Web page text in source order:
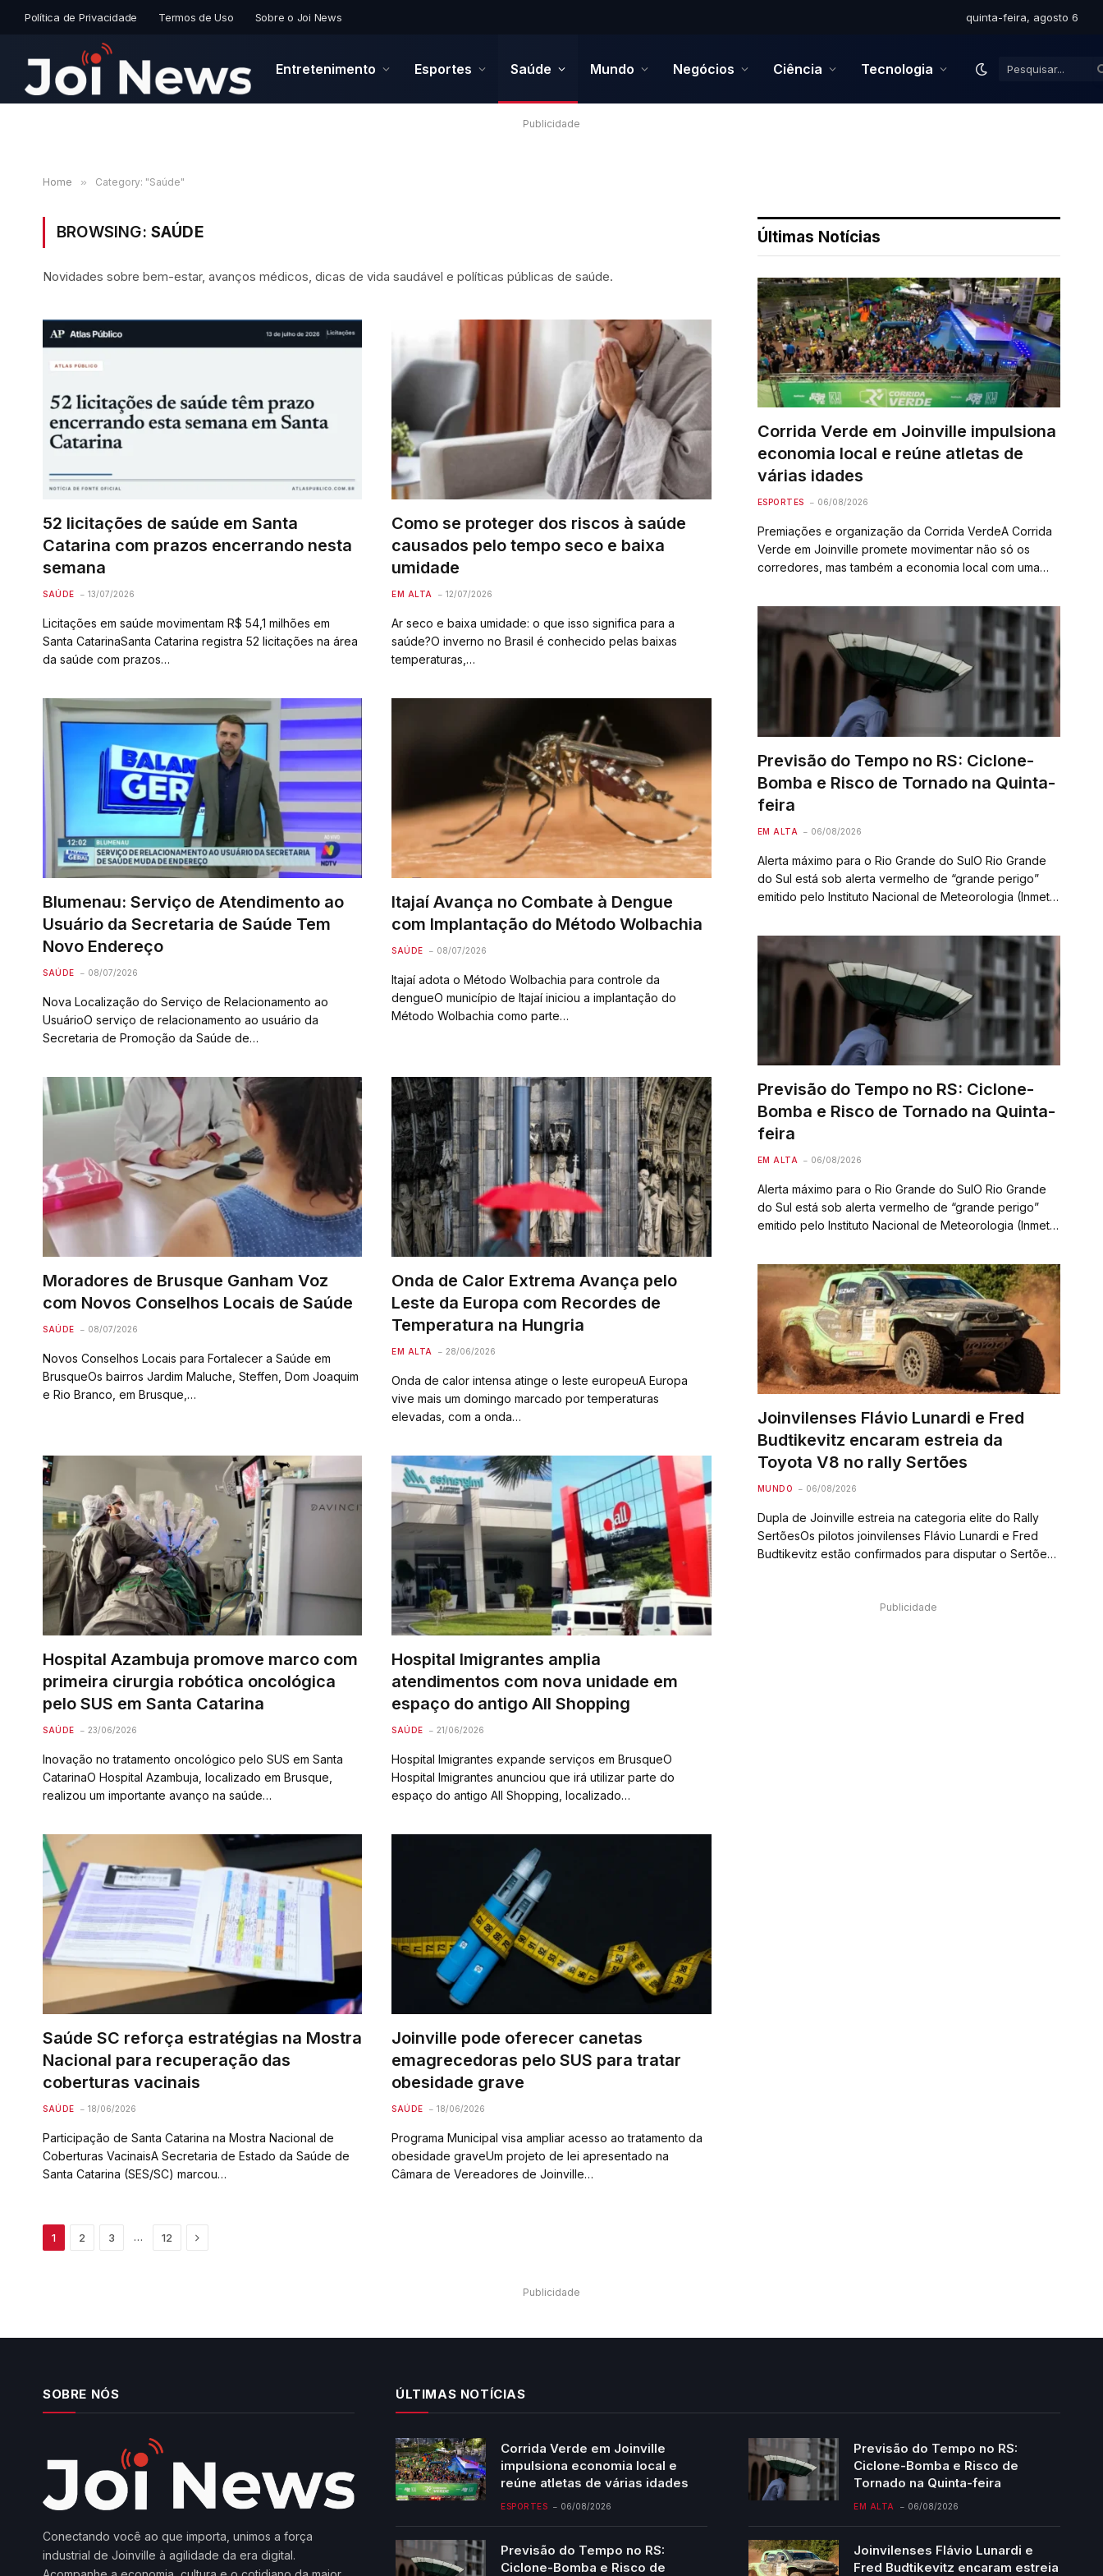
Política de Privacidade Termos de Uso Sobre o Joi News quinta-feira, agosto 6
Entretenimento Esportes Saúde Mundo Negócios Ciência Tecnologia
Publicidade
Home » Category: "Saúde"
BROWSING: SAÚDE
Novidades sobre bem-estar, avanços médicos, dicas de vida saudável e políticas públicas de saúde.
52 licitações de saúde em Santa
Catarina com prazos encerrando nesta
semana
SAÚDE 13/07/2026
Licitações em saúde movimentam R$ 54,1 milhões em
Santa CatarinaSanta Catarina registra 52 licitações na área
da saúde com prazos…
Como se proteger dos riscos à saúde
causados pelo tempo seco e baixa
umidade
EM ALTA 12/07/2026
Ar seco e baixa umidade: o que isso significa para a
saúde?O inverno no Brasil é conhecido pelas baixas
temperaturas,…
Blumenau: Serviço de Atendimento ao
Usuário da Secretaria de Saúde Tem
Novo Endereço
SAÚDE 08/07/2026
Nova Localização do Serviço de Relacionamento ao
UsuárioO serviço de relacionamento ao usuário da
Secretaria de Promoção da Saúde de…
Itajaí Avança no Combate à Dengue
com Implantação do Método Wolbachia
SAÚDE 08/07/2026
Itajaí adota o Método Wolbachia para controle da
dengueO município de Itajaí iniciou a implantação do
Método Wolbachia como parte…
Moradores de Brusque Ganham Voz
com Novos Conselhos Locais de Saúde
SAÚDE 08/07/2026
Novos Conselhos Locais para Fortalecer a Saúde em
BrusqueOs bairros Jardim Maluche, Steffen, Dom Joaquim
e Rio Branco, em Brusque,…
Onda de Calor Extrema Avança pelo
Leste da Europa com Recordes de
Temperatura na Hungria
EM ALTA 28/06/2026
Onda de calor intensa atinge o leste europeuA Europa
vive mais um domingo marcado por temperaturas
elevadas, com a onda…
Hospital Azambuja promove marco com
primeira cirurgia robótica oncológica
pelo SUS em Santa Catarina
SAÚDE 23/06/2026
Inovação no tratamento oncológico pelo SUS em Santa
CatarinaO Hospital Azambuja, localizado em Brusque,
realizou um importante avanço na saúde…
Hospital Imigrantes amplia
atendimentos com nova unidade em
espaço do antigo All Shopping
SAÚDE 21/06/2026
Hospital Imigrantes expande serviços em BrusqueO
Hospital Imigrantes anunciou que irá utilizar parte do
espaço do antigo All Shopping, localizado…
Saúde SC reforça estratégias na Mostra
Nacional para recuperação das
coberturas vacinais
SAÚDE 18/06/2026
Participação de Santa Catarina na Mostra Nacional de
Coberturas VacinaisA Secretaria de Estado da Saúde de
Santa Catarina (SES/SC) marcou…
Joinville pode oferecer canetas
emagrecedoras pelo SUS para tratar
obesidade grave
SAÚDE 18/06/2026
Programa Municipal visa ampliar acesso ao tratamento da
obesidade graveUm projeto de lei apresentado na
Câmara de Vereadores de Joinville…
1 2 3 … 12 Next
Últimas Notícias
Corrida Verde em Joinville impulsiona
economia local e reúne atletas de
várias idades
ESPORTES 06/08/2026
Premiações e organização da Corrida VerdeA Corrida
Verde em Joinville promete movimentar não só os
corredores, mas também a economia local com uma
troféus serão entregues aos cinco primeiros colocados
no geral, tanto…
Previsão do Tempo no RS: Ciclone-
Bomba e Risco de Tornado na Quinta-
feira
EM ALTA 06/08/2026
Alerta máximo para o Rio Grande do SulO Rio Grande
do Sul está sob alerta vermelho de “grande perigo”
emitido pelo Instituto Nacional de Meteorologia (Inmet)
possível formação de um…
Previsão do Tempo no RS: Ciclone-
Bomba e Risco de Tornado na Quinta-
feira
EM ALTA 06/08/2026
Alerta máximo para o Rio Grande do SulO Rio Grande
do Sul está sob alerta vermelho de “grande perigo”
emitido pelo Instituto Nacional de Meteorologia (Inmet)
possível formação de um…
Joinvilenses Flávio Lunardi e Fred
Budtikevitz encaram estreia da
Toyota V8 no rally Sertões
MUNDO 06/08/2026
Dupla de Joinville estreia na categoria elite do Rally
SertõesOs pilotos joinvilenses Flávio Lunardi e Fred
Budtikevitz estão confirmados para disputar o Sertões
Publicidade
Publicidade
SOBRE NÓS
Conectando você ao que importa, unimos a força
industrial de Joinville à agilidade da era digital.
ÚLTIMAS NOTÍCIAS
Corrida Verde em Joinville
impulsiona economia local e
reúne atletas de várias idades
ESPORTES 06/08/2026
Previsão do Tempo no RS:
Ciclone-Bomba e Risco de
Tornado na Quinta-feira
EM ALTA 06/08/2026
Previsão do Tempo no RS:
Ciclone-Bomba e Risco de
Joinvilenses Flávio Lunardi e
Fred Budtikevitz encaram estreia